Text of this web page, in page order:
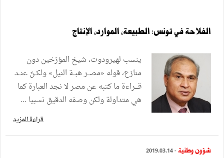
الفلاحة في تونس: الطبيعة، الموارد، الإنتاج
ينسب لهيرودوت، شيخ المؤرّخين دون
منازع، قوله «مصــر هبــة النيل» ولكــنّ عنــد
قـــراءة ما كتبه عن مصر لا نجد العبارة كما
هي متداولة ولكن وصفه الدقيق نسبيا ...
قراءة المزيد
شؤون وطنية - 2019.03.14